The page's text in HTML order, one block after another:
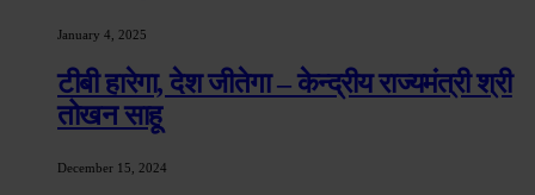
January 4, 2025
टीबी हारेगा, देश जीतेगा – केन्द्रीय राज्यमंत्री श्री
तोखन साहू
December 15, 2024